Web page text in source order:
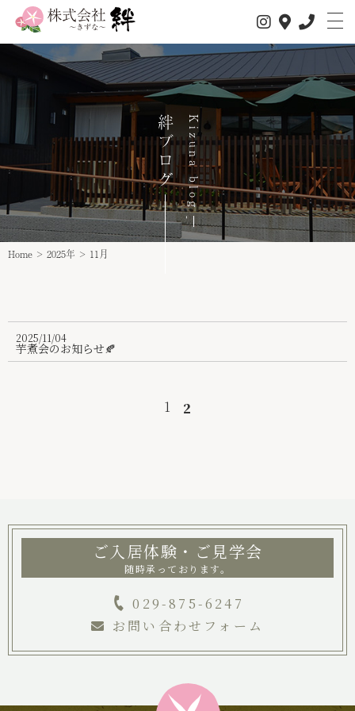
私たちについて
サービス内容
1日の流れ
事業所情報
介護サービス
お問い合わせ
Kizuna blog
絆ブログ
Home > 2025年 > 11月
2025/11/04
芋煮会のお知らせ🍂
1 2
ご入居体験・ご見学会
随時承っております。
029-875-6247
お問い合わせフォーム